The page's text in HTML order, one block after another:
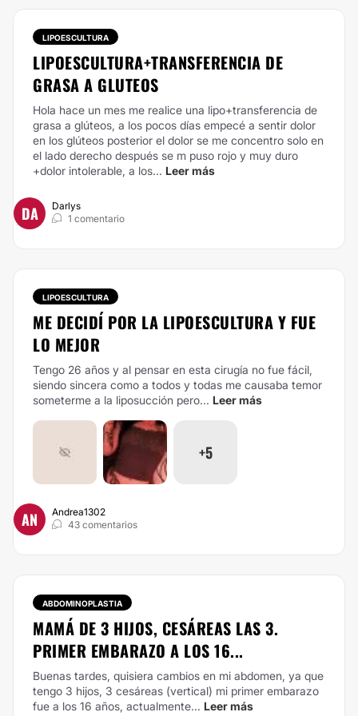
LIPOESCULTURA
LIPOESCULTURA+TRANSFERENCIA DE
GRASA A GLUTEOS
Hola hace un mes me realice una lipo+transferencia de
grasa a glúteos, a los pocos días empecé a sentir dolor
en los glúteos posterior el dolor se me concentro solo en
el lado derecho después se m puso rojo y muy duro
+dolor intolerable, a los... Leer más
DA
Darlys
1 comentario
LIPOESCULTURA
ME DECIDÍ POR LA LIPOESCULTURA Y FUE
LO MEJOR
Tengo 26 años y al pensar en esta cirugía no fue fácil,
siendo sincera como a todos y todas me causaba temor
someterme a la liposucción pero... Leer más
+5
AN
Andrea1302
43 comentarios
ABDOMINOPLASTIA
MAMÁ DE 3 HIJOS, CESÁREAS LAS 3.
PRIMER EMBARAZO A LOS 16...
Buenas tardes, quisiera cambios en mi abdomen, ya que
tengo 3 hijos, 3 cesáreas (vertical) mi primer embarazo
fue a los 16 años, actualmente... Leer más